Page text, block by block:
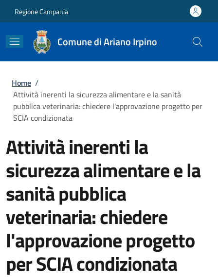
Regione Campania
Comune di Ariano Irpino
Briciole di pane
Home /
Attività inerenti la sicurezza alimentare e la sanità
pubblica veterinaria: chiedere l'approvazione progetto per
SCIA condizionata
Attività inerenti la
sicurezza alimentare e la
sanità pubblica
veterinaria: chiedere
l'approvazione progetto
per SCIA condizionata